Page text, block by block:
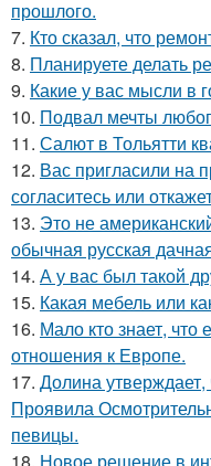
прошлого.
7. Кто сказал, что
8. Планируете делать
9. Какие у вас мысли в
10. Подвал мечты
11. Салют в Тольятти
12. Вас пригласили на
согласитесь или
13. Это не
обычная русская
14. А у вас был такой
15. Какая мебель или
16. Мало кто знает, что
отношения к Европе.
17. Долина утверждает,
Проявила
певицы.
18. Новое решение в